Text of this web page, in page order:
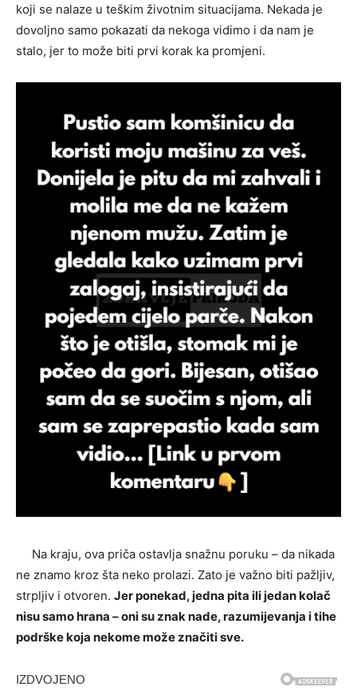
koji se nalaze u teškim životnim situacijama. Nekada je
dovoljno samo pokazati da nekoga vidimo i da nam je
stalo, jer to može biti prvi korak ka promjeni.
Na kraju, ova priča ostavlja snažnu poruku – da nikada
ne znamo kroz šta neko prolazi. Zato je važno biti pažljiv,
strpljiv i otvoren. Jer ponekad, jedna pita ili jedan kolač
nisu samo hrana – oni su znak nade, razumijevanja i tihe
podrške koja nekome može značiti sve.